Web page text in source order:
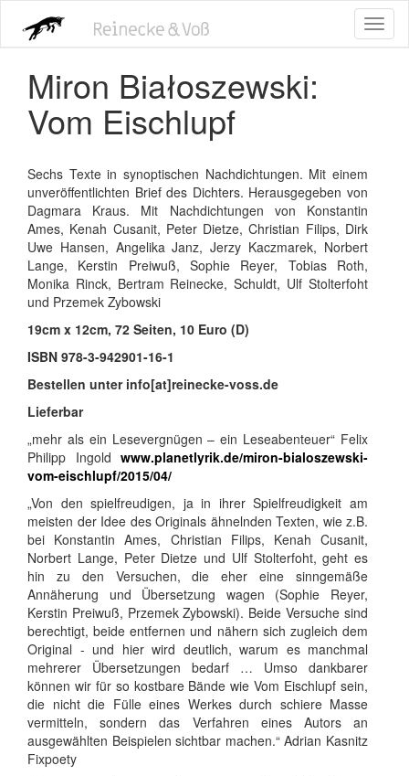
zum
Inhalt
Miron Białoszewski:
Vom Eischlupf
Sechs Texte in synoptischen Nachdichtungen. Mit einem
unveröffentlichten Brief des Dichters. Herausgegeben von
Dagmara Kraus. Mit Nachdichtungen von Konstantin
Ames, Kenah Cusanit, Peter Dietze, Christian Filips, Dirk
Uwe Hansen, Angelika Janz, Jerzy Kaczmarek, Norbert
Lange, Kerstin Preiwuß, Sophie Reyer, Tobias Roth,
Monika Rinck, Bertram Reinecke, Schuldt, Ulf Stolterfoht
und Przemek Zybowski
19cm x 12cm, 72 Seiten, 10 Euro (D)
ISBN 978-3-942901-16-1
Bestellen unter info[at]reinecke-voss.de
Lieferbar
„mehr als ein Lesevergnügen – ein Leseabenteuer“ Felix
Philipp Ingold www.planetlyrik.de/miron-bialoszewski-
vom-eischlupf/2015/04/
„Von den spielfreudigen, ja in ihrer Spielfreudigkeit am
meisten der Idee des Originals ähnelnden Texten, wie z.B.
bei Konstantin Ames, Christian Filips, Kenah Cusanit,
Norbert Lange, Peter Dietze und Ulf Stolterfoht, geht es
hin zu den Versuchen, die eher eine sinngemäße
Annäherung und Übersetzung wagen (Sophie Reyer,
Kerstin Preiwuß, Przemek Zybowski). Beide Versuche sind
berechtigt, beide entfernen und nähern sich zugleich dem
Original - und hier wird deutlich, warum es manchmal
mehrerer Übersetzungen bedarf … Umso dankbarer
können wir für so kostbare Bände wie Vom Eischlupf sein,
die nicht die Fülle eines Werkes durch schiere Masse
vermitteln, sondern das Verfahren eines Autors an
ausgewählten Beispielen sichtbar machen.“ Adrian Kasnitz
Fixpoety